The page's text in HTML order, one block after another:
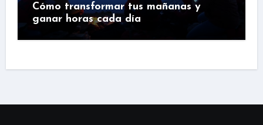
Cómo transformar tus mañanas y
ganar horas cada día